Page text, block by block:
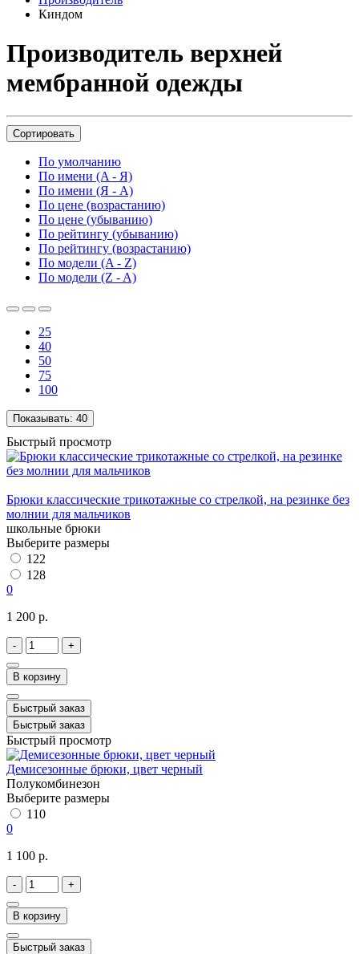
Киндом
Производитель верхней
мембранной одежды
Сортировать
По умолчанию
По имени (A - Я)
По имени (Я - A)
По цене (возрастанию)
По цене (убыванию)
По рейтингу (убыванию)
По рейтингу (возрастанию)
По модели (A - Z)
По модели (Z - A)
25
40
50
75
100
Показывать: 40
Быстрый просмотр
Брюки классические трикотажные со стрелкой, на резинке без
молнии для мальчиков
школьные брюки
Выберите размеры
122
128
0
1 200 р.
- +
В корзину
Быстрый заказ
Быстрый заказ
Быстрый просмотр
Демисезонные брюки, цвет черный
Полукомбинезон
Выберите размеры
110
0
1 100 р.
- +
В корзину
Быстрый заказ